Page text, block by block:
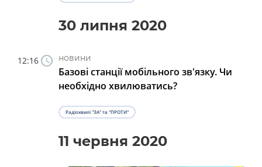
30 липня 2020
новини
Базові станції мобільного зв'язку. Чи
необхідно хвилюватись?
12:16
Радіохвилі "ЗА" та "ПРОТИ"
11 червня 2020